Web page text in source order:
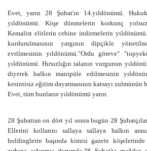
Evet, yarın 28 Şubat'ın 14.yıldönümü.
yıldönümü. Köşe dönmelerin korkunç
Kemalist elitlerin cebine indirmelerin
kurdurulmasının yargının dipçikle
evrilmesinin yıldönümü."Ordu göreve"
yıldönümü. Hırsızlığın talanın vurgunun
diyerek halkın manipüle edilmesinin
kesintisiz eğitim dayatmasının katsayı zulmünün
Evet, tüm bunların yıldönümü yarın.
28 Şubattan on dört yıl sonra bugün 28
Ellerini kollarını sallaya sallaya halkın
holdinglerin başında kimisi gazete